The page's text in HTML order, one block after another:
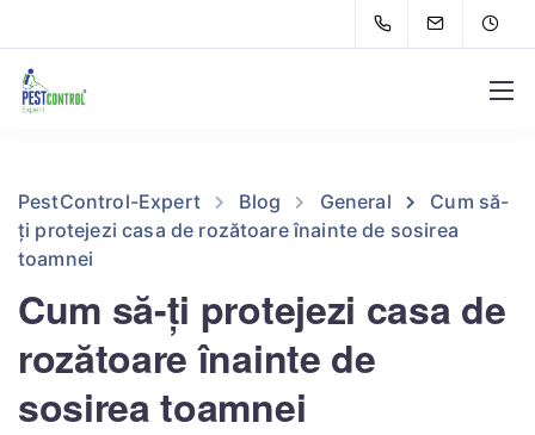
PestControl-Expert Blog General
Cum să-
ți protejezi casa de rozătoare înainte de sosirea
toamnei
Cum să-ți protejezi casa de
rozătoare înainte de
sosirea toamnei